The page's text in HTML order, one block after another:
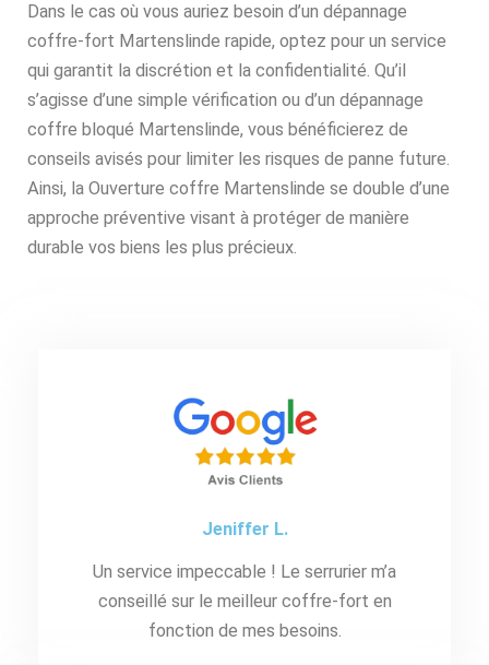
Dans le cas où vous auriez besoin d’un dépannage
coffre-fort Martenslinde rapide, optez pour un service
qui garantit la discrétion et la confidentialité. Qu’il
s’agisse d’une simple vérification ou d’un dépannage
coffre bloqué Martenslinde, vous bénéficierez de
conseils avisés pour limiter les risques de panne future.
Ainsi, la Ouverture coffre Martenslinde se double d’une
approche préventive visant à protéger de manière
durable vos biens les plus précieux.
Jeniffer L.
Un service impeccable ! Le serrurier m’a
conseillé sur le meilleur coffre-fort en
fonction de mes besoins.